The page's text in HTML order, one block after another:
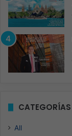
CATEGORÍAS
All